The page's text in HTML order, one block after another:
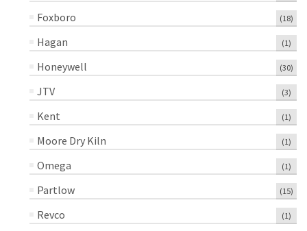
Foxboro (18)
Hagan (1)
Honeywell (30)
JTV (3)
Kent (1)
Moore Dry Kiln (1)
Omega (1)
Partlow (15)
Revco (1)